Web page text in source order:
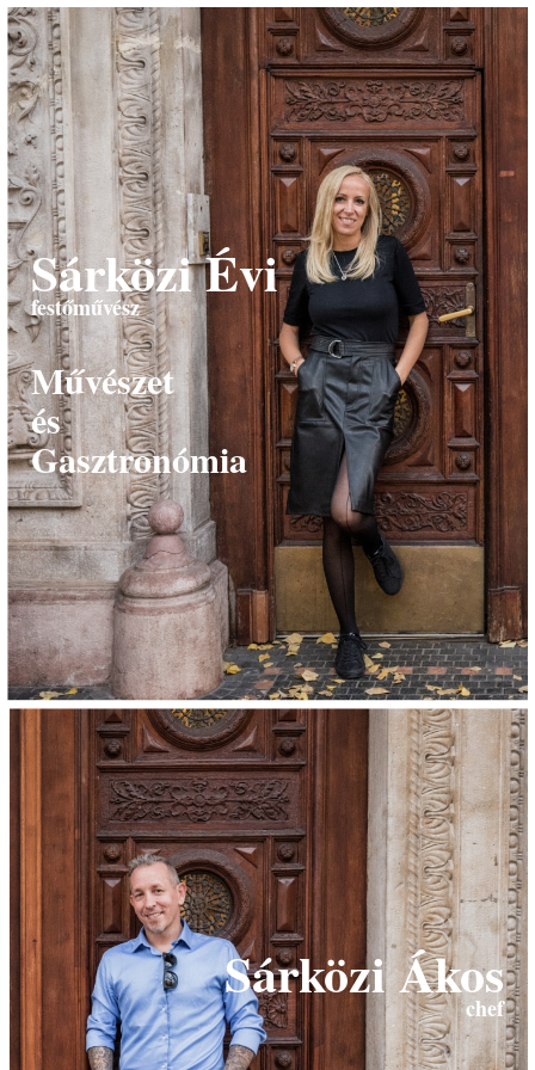
Sárközi Évi
festőművész
Művészet
és
Gasztronómia
Sárközi Ákos
chef